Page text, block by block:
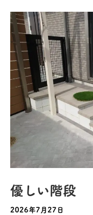
優しい階段
2026年7月27日